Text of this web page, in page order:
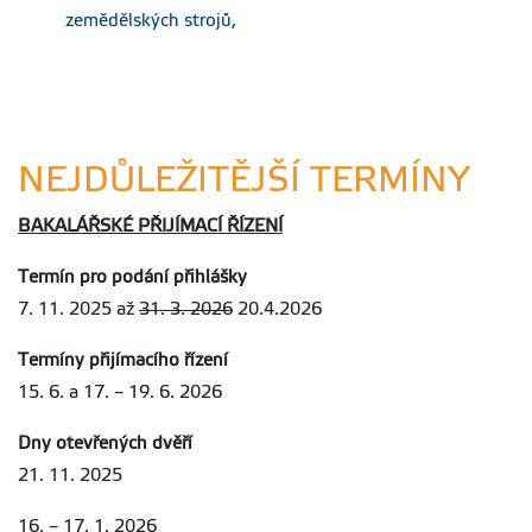
při zpracování
zpracovani-
zaverecnych-praci-na-
fappz-czu.pdf
č.5/2019 -
Pravidla zadávání,
zpracování,
archivace a odklad
bakalářských a
na ČZU
sr-05-19-v3.pdf
kB
Zápočty z
zemědělských strojů,
NEJDŮLEŽITĚJŠÍ TERMÍNY
BAKALÁŘSKÉ PŘIJÍMACÍ ŘÍZENÍ
Termín pro podání přihlášky
7. 11. 2025 až 31. 3. 2026 20.4.2026
Termíny přijímacího řízení
15. 6. a 17. – 19. 6. 2026
Dny otevřených dvěří
21. 11. 2025
16. – 17. 1. 2026